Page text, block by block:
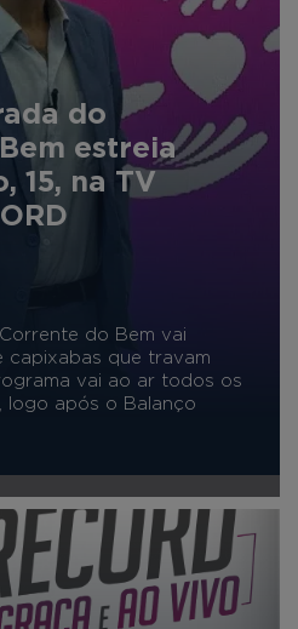
do
estreia
15, na TV
do Bem vai
capixabas que travam
vai ao ar todos os
logo após o Balanço